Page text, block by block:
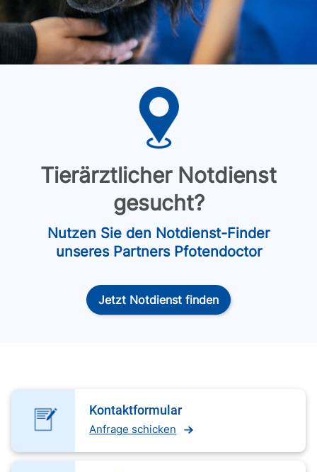
Tierärztlicher Notdienst
gesucht?
Nutzen Sie den Notdienst-Finder
unseres Partners Pfotendoctor
Jetzt Notdienst finden
Kontaktformular
Anfrage schicken